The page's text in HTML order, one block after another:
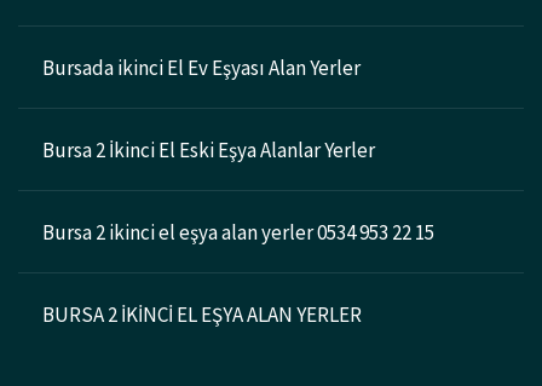
Bursada ikinci El Ev Eşyası Alan Yerler
Bursa 2 İkinci El Eski Eşya Alanlar Yerler
Bursa 2 ikinci el eşya alan yerler 0534 953 22 15
BURSA 2 İKİNCİ EL EŞYA ALAN YERLER